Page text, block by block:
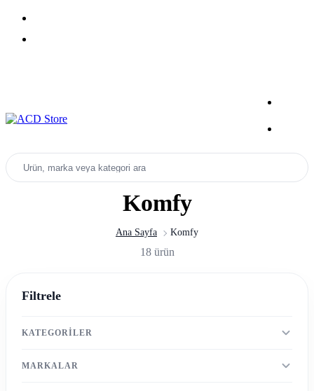
Ürün, marka veya kategori ara
Komfy
Ana Sayfa Komfy
18 ürün
Filtrele
KATEGORILER
MARKALAR